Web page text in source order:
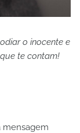
o inocente e
te contam!
mensagem